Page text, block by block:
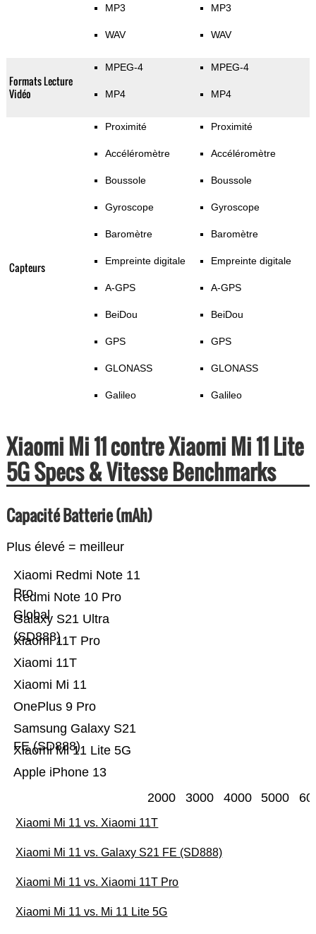
MP3
WAV
MP3
WAV
Formats Lecture
Vidéo
MPEG-4
MP4
MPEG-4
MP4
Capteurs
Proximité
Accéléromètre
Boussole
Gyroscope
Baromètre
Empreinte digitale
A-GPS
BeiDou
GPS
GLONASS
Galileo
Proximité
Accéléromètre
Boussole
Gyroscope
Baromètre
Empreinte digitale
A-GPS
BeiDou
GPS
GLONASS
Galileo
Xiaomi Mi 11 contre Xiaomi Mi 11 Lite
5G Specs & Vitesse Benchmarks
Capacité Batterie (mAh)
Plus élevé = meilleur
Apple iPhone 13
Xiaomi Mi 11 Lite 5G
Samsung Galaxy S21
FE (SD888)
OnePlus 9 Pro
Xiaomi Mi 11
Xiaomi 11T
Xiaomi 11T Pro
Galaxy S21 Ultra
(SD888)
Redmi Note 10 Pro
Global
Xiaomi Redmi Note 11
Pro
2000 3000 4000 5000
Xiaomi Mi 11 vs. Xiaomi 11T
Xiaomi Mi 11 vs. Galaxy S21 FE (SD888)
Xiaomi Mi 11 vs. Xiaomi 11T Pro
Xiaomi Mi 11 vs. Mi 11 Lite 5G